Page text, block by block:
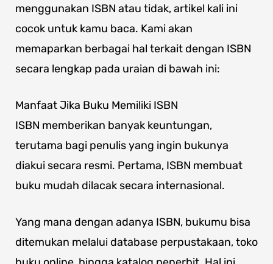
menggunakan ISBN atau tidak, artikel kali ini
cocok untuk kamu baca. Kami akan
memaparkan berbagai hal terkait dengan ISBN
secara lengkap pada uraian di bawah ini:
Manfaat Jika Buku Memiliki ISBN
ISBN memberikan banyak keuntungan,
terutama bagi penulis yang ingin bukunya
diakui secara resmi. Pertama, ISBN membuat
buku mudah dilacak secara internasional.
Yang mana dengan adanya ISBN, bukumu bisa
ditemukan melalui database perpustakaan, toko